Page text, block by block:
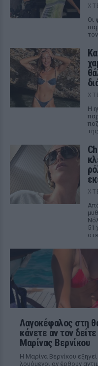
Οι
Η
της
51
Λαγοκέφαλος στη
κάνετε αν τον
Μαρίνας Βερνίκου
Η Μαρίνα Βερνίκου
λουόμενοι αν έρθουν